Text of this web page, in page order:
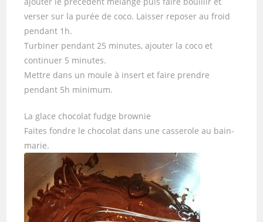
verser sur la purée de coco. Laisser reposer au froid
pendant 1h.
Turbiner pendant 25 minutes, ajouter la coco et
continuer 5 minutes.
Mettre dans un moule à insert et faire prendre
pendant 5h minimum.
La glace chocolat fudge brownie
Faites fondre le chocolat dans une casserole au bain-
marie.